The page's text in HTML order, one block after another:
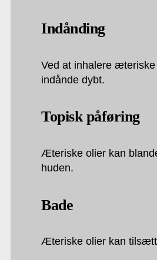
Indånding
Ved at inhalere
indånde dybt.
Topisk påføring
Æteriske olier kan
huden.
Bade
Æteriske olier kan